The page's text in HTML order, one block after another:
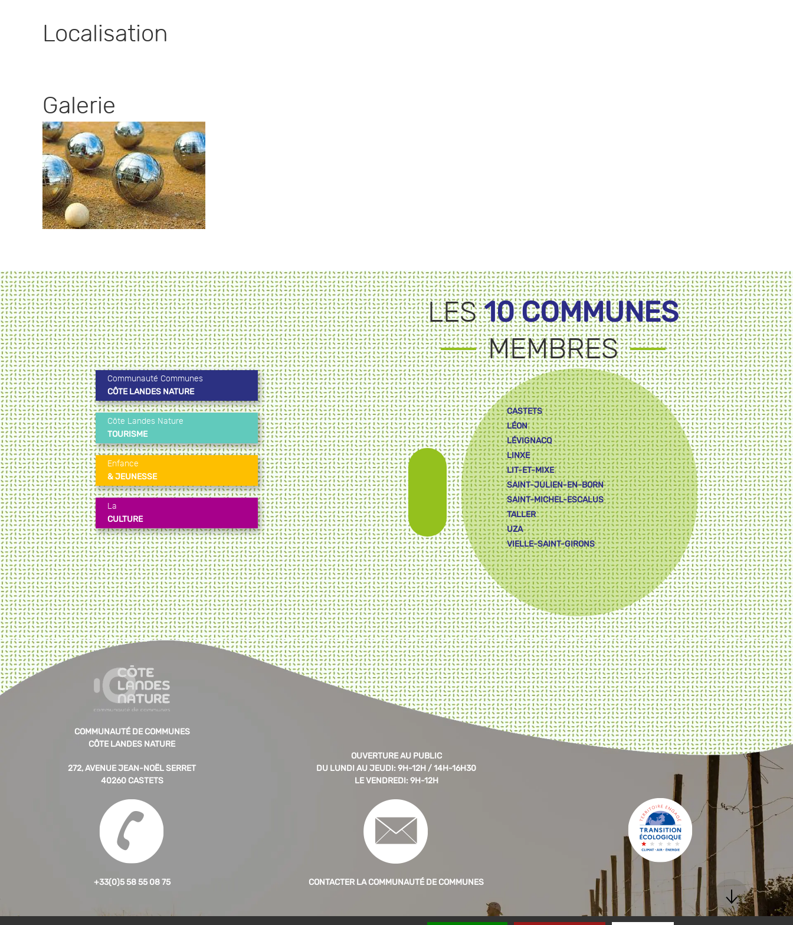
Localisation
Galerie
Communauté Communes
CÔTE LANDES NATURE
Côte Landes Nature
TOURISME
Enfance
& JEUNESSE
La
CULTURE
LES10 COMMUNES
MEMBRES
CASTETS
LÉON
LÉVIGNACQ
LINXE
LIT-ET-MIXE
SAINT-JULIEN-EN-BORN
SAINT-MICHEL-ESCALUS
TALLER
UZA
VIELLE-SAINT-GIRONS
COMMUNAUTÉ DE COMMUNES
CÔTE LANDES NATURE
272, AVENUE JEAN-NOËL SERRET
40260 CASTETS
+33(0)5 58 55 08 75
OUVERTURE AU PUBLIC
DU LUNDI AU JEUDI: 9H-12H / 14H-16H30
LE VENDREDI: 9H-12H
CONTACTER LA COMMUNAUTÉ DE COMMUNES